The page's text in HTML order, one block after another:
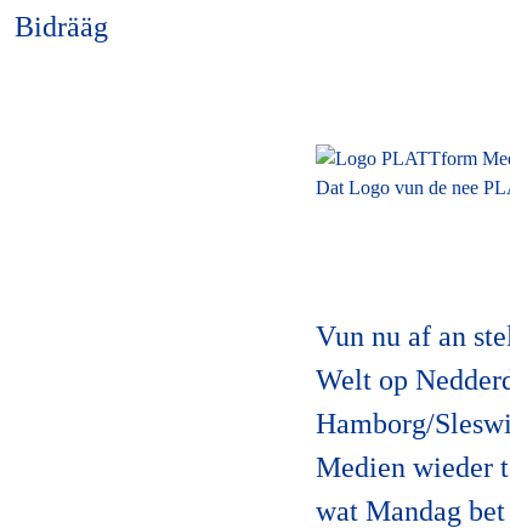
Bidrääg
Dat Logo vun de nee
Vun nu af an
Welt op
Hamborg/
Medien wieder
wat Mandag